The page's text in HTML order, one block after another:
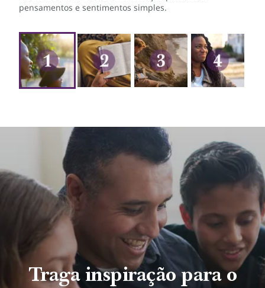
pensamentos e sentimentos simples.
Traga inspiração para o